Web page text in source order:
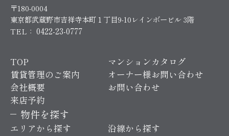
〒180-0004
東京都武蔵野市吉祥寺本町１丁目9-10レインボービル 3階
TEL： 0422-23-0777
TOP
マンションカタログ
賃貸管理のご案内
オーナー様お問い合わせ
会社概要
お問い合わせ
来店予約
物件を探す
エリアから探す
沿線から探す